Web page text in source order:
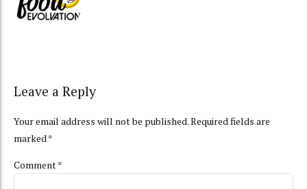
Leave a Reply
Your email address will not be published. Required fields are
marked *
Comment*